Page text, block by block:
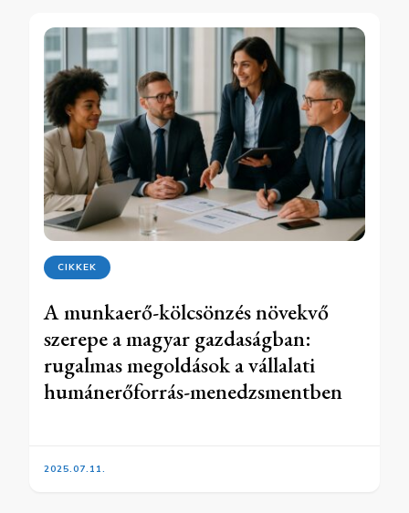
CIKKEK
A munkaerő-kölcsönzés növekvő
szerepe a magyar gazdaságban:
rugalmas megoldások a vállalati
humánerőforrás-menedzsmentben
2025.07.11.